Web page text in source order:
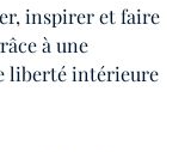
inspirer et faire
à une
liberté intérieure